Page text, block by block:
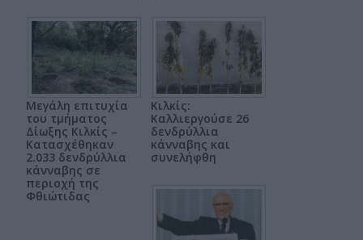
Μεγάλη επιτυχία
του τμήματος
Δίωξης Κιλκίς –
Κατασχέθηκαν
2.033 δενδρύλλια
κάνναβης σε
περιοχή της
Φθιώτιδας
Κιλκίς:
Καλλιεργούσε 26
δενδρύλλια
κάνναβης και
συνελήφθη